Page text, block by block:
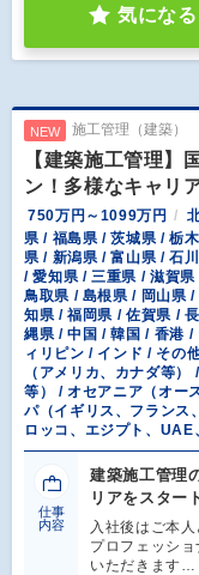
気になる
NEW 施工管理（建築）
【建築施工管理】
ン！多様なキャリ
750万円～1099万円
県 / 福島県 / 茨城県 / 栃
県 / 新潟県 / 富山県 / 石
/ 愛知県 / 三重県 / 滋賀
鳥取県 / 島根県 / 岡山県
知県 / 福岡県 / 佐賀県 /
縄県 / 中国 / 韓国 / 香港 /
ィリピン / インド / その
（アメリカ、カナダ等
等） / オセアニア（オー
パ（イギリス、フランス
ロッコ、エジプト、
仕事
内容
建築施工管理
リアをスター
入社後はご本
プロフェッシ
いただきます…